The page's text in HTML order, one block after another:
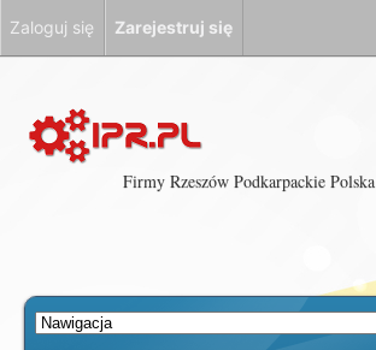
Firmy Rzeszów Podkarpackie Polska
Zaloguj się Zarejestruj się